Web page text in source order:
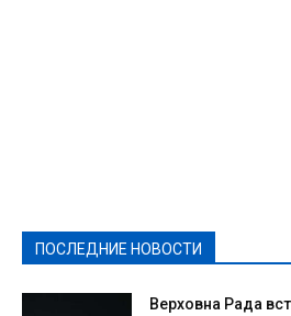
ПОСЛЕДНИЕ НОВОСТИ
Верховна Рада